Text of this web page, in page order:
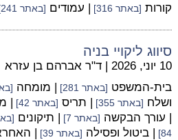
קורות [באתר 316] | עמודים [באתר 241]
סיווג ליקויי בניה
10 יוני, 2026 | ד"ר אברהם בן עזרא
בית-המשפט [באתר 281] | מומחה
ושלח [באתר 355] | תריס [באתר 42] |
| עורך הבקשה [באתר 7] | תיקונים
84]
| ביטול ופסילה [באתר 39] |